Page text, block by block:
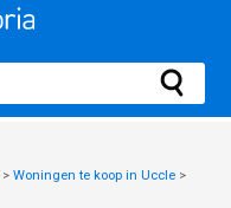
> Woningen te koop in Uccle >